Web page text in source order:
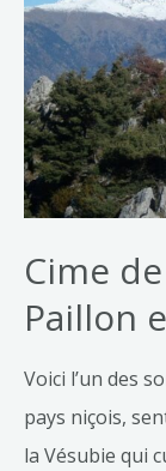
Cime
Paillon
Voici l’un des
pays niçois,
la Vésubie qui